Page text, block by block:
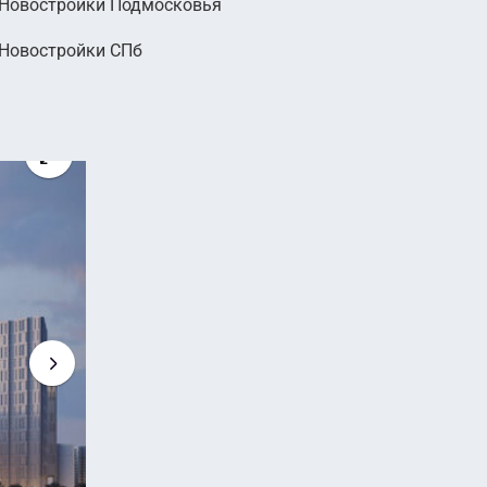
Подмосковья
СПб